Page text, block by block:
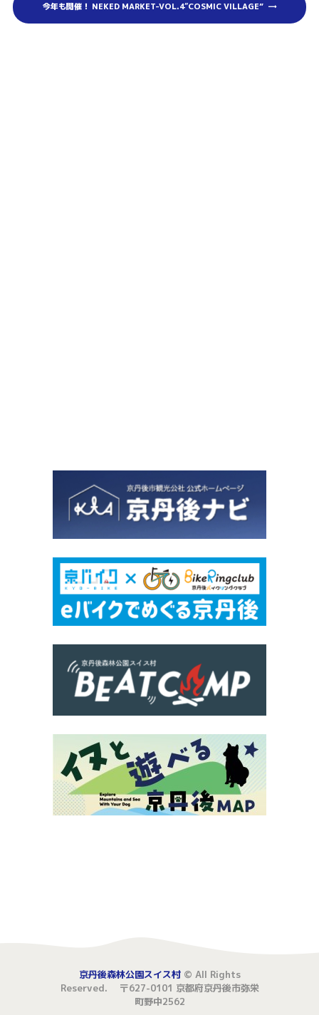
今年も開催！ NEKED MARKET-VOL.4″COSMIC VILLAGE”
京丹後森林公園スイス村© All Rights
Reserved. 〒627-0101 京都府京丹後市弥栄
町野中2562